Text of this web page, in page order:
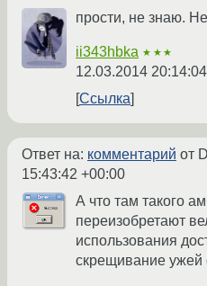
прости, не знаю.
ii343hbka ★★★
12.03.2014
Ссылка
Ответ на: комментарий от
15:43:42 +00:00
А что там такого
переизобретают
использования
скрещивание